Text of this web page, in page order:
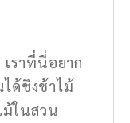
ราที่นี่อยาก
ด้ชิงช้าไม้
ในสวน